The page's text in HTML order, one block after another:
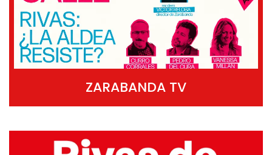
ZARABANDA TV